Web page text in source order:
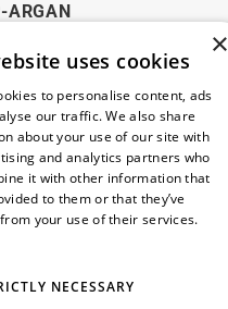
ARGAN
Policy
×
uses cookies
to personalise content, ads
our traffic. We also share
about your use of our site with
and analytics partners who
it with other information that
to them or that they’ve
your use of their services.
NECESSARY